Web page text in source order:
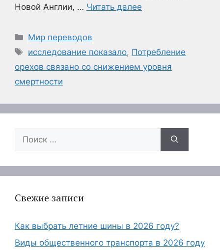
Новой Англии, … Читать далее
Рубрики
Мир переводов
Метки
исследование показало, Потребление
орехов связано со снижением уровня
смертности
Поиск:
Свежие записи
Как выбрать летние шины в 2026 году?
Виды общественного транспорта в 2026 году